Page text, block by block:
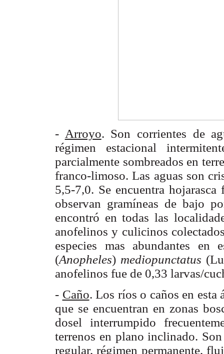
- Arroyo. Son corrientes de
régimen estacional
parcialmente sombreados en
franco-limoso. Las aguas son
5,5-7,0. Se encuentra
observan gramíneas de bajo
encontró en todas las
anofelinos y culicinos
especies mas abundantes
(Anopheles) mediopunctatus
anofelinos fue de 0,33 larvas/
- Caño. Los ríos o caños en esta
que se encuentran en zonas
dosel interrumpido
terrenos en plano inclinado.
regular, régimen permanente,